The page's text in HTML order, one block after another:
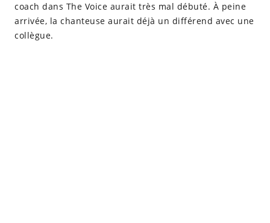
coach dans The Voice aurait très mal débuté. À peine
arrivée, la chanteuse aurait déjà un différend avec une
collègue.